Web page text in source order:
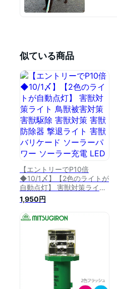
似ている商品
【エントリーでP10倍
◆10/1〆】【2色のライトが
自動点灯】 害獣対策ライト
鳥獣被害対策 害獣駆除 害獣
対策 害獣防除器 撃退ライト
害獣バリケード ソーラーパ
ワー ソーラー充電 LED LED
ライト フラッシュ コンパク
ト イノシシ避け 忌避用品
1,950円